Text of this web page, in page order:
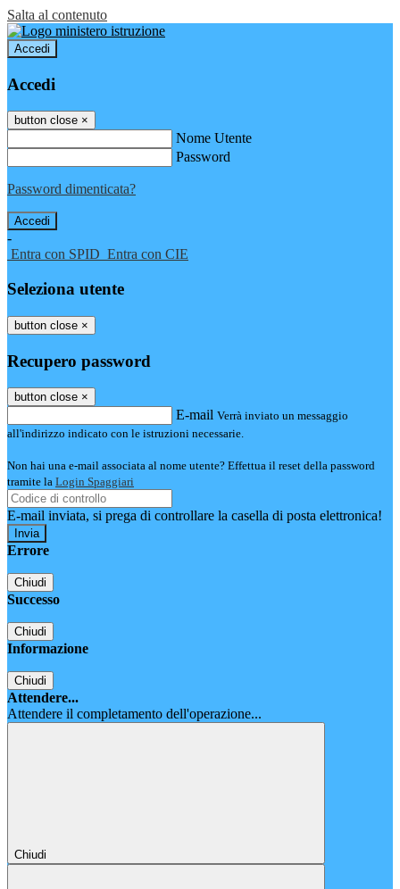
Salta al contenuto
Accedi
Accedi
button close ×
Nome Utente
Password
Password dimenticata?
-
Entra con SPID Entra con CIE
Seleziona utente
button close ×
Recupero password
button close ×
E-mail Verrà inviato un messaggio
all'indirizzo indicato con le istruzioni necessarie.
Non hai una e-mail associata al nome utente? Effettua il reset della password
tramite la Login Spaggiari
E-mail inviata, si prega di controllare la casella di posta elettronica!
Errore
Chiudi
Successo
Chiudi
Informazione
Chiudi
Attendere...
Attendere il completamento dell'operazione...
Chiudi